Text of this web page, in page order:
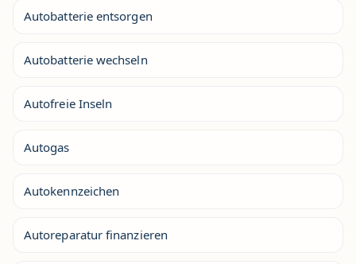
Autobatterie entsorgen
Autobatterie wechseln
Autofreie Inseln
Autogas
Autokennzeichen
Autoreparatur finanzieren